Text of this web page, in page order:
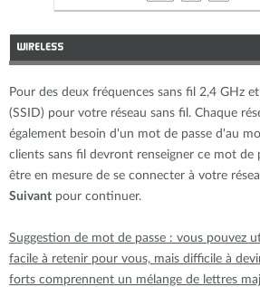
Pour des deux fréquences sans fil 2,4 GHz
(SSID) pour votre réseau sans fil. Chaque
également besoin d'un mot de passe d'au
clients sans fil devront renseigner ce mot de
être en mesure de se connecter à votre
Suivant pour continuer.
Suggestion de mot de passe : vous pouvez
facile à retenir pour vous, mais difficile à
forts comprennent un mélange de lettres